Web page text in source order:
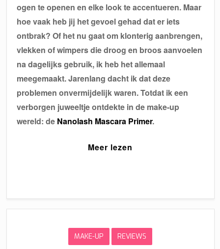
ogen te openen en elke look te accentueren. Maar
hoe vaak heb jij het gevoel gehad dat er iets
ontbrak? Of het nu gaat om klonterig aanbrengen,
vlekken of wimpers die droog en broos aanvoelen
na dagelijks gebruik, ik heb het allemaal
meegemaakt. Jarenlang dacht ik dat deze
problemen onvermijdelijk waren. Totdat ik een
verborgen juweeltje ontdekte in de make-up
wereld: de Nanolash Mascara Primer.
Meer lezen
MAKE-UP REVIEWS